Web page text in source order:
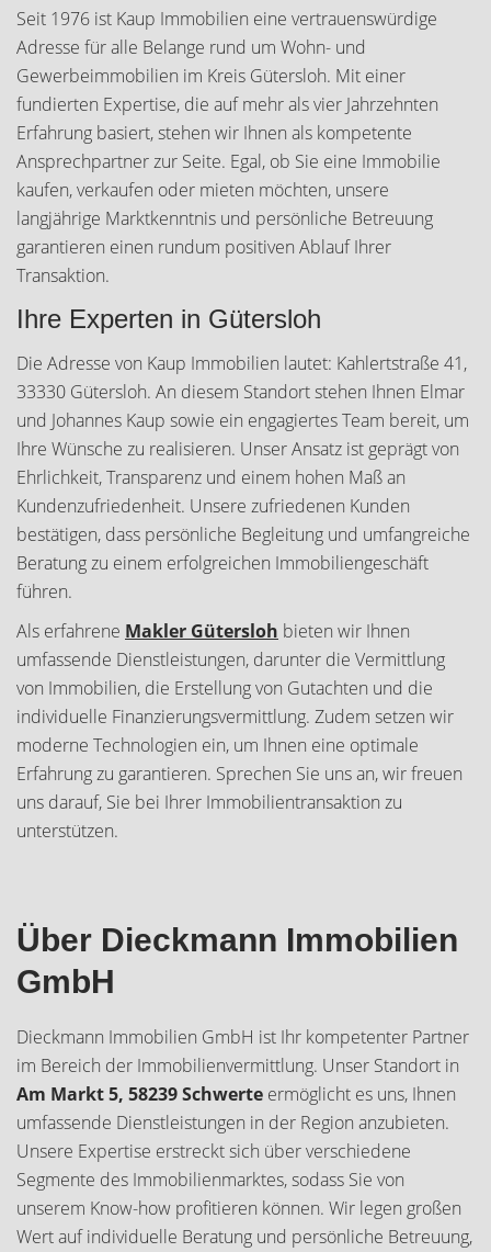
Seit 1976 ist Kaup Immobilien eine vertrauenswürdige
Adresse für alle Belange rund um Wohn- und
Gewerbeimmobilien im Kreis Gütersloh. Mit einer
fundierten Expertise, die auf mehr als vier Jahrzehnten
Erfahrung basiert, stehen wir Ihnen als kompetente
Ansprechpartner zur Seite. Egal, ob Sie eine Immobilie
kaufen, verkaufen oder mieten möchten, unsere
langjährige Marktkenntnis und persönliche Betreuung
garantieren einen rundum positiven Ablauf Ihrer
Transaktion.
Ihre Experten in Gütersloh
Die Adresse von Kaup Immobilien lautet: Kahlertstraße 41,
33330 Gütersloh. An diesem Standort stehen Ihnen Elmar
und Johannes Kaup sowie ein engagiertes Team bereit, um
Ihre Wünsche zu realisieren. Unser Ansatz ist geprägt von
Ehrlichkeit, Transparenz und einem hohen Maß an
Kundenzufriedenheit. Unsere zufriedenen Kunden
bestätigen, dass persönliche Begleitung und umfangreiche
Beratung zu einem erfolgreichen Immobiliengeschäft
führen.
Als erfahrene Makler Gütersloh bieten wir Ihnen
umfassende Dienstleistungen, darunter die Vermittlung
von Immobilien, die Erstellung von Gutachten und die
individuelle Finanzierungsvermittlung. Zudem setzen wir
moderne Technologien ein, um Ihnen eine optimale
Erfahrung zu garantieren. Sprechen Sie uns an, wir freuen
uns darauf, Sie bei Ihrer Immobilientransaktion zu
unterstützen.
Über Dieckmann Immobilien
GmbH
Dieckmann Immobilien GmbH ist Ihr kompetenter Partner
im Bereich der Immobilienvermittlung. Unser Standort in
Am Markt 5, 58239 Schwerte ermöglicht es uns, Ihnen
umfassende Dienstleistungen in der Region anzubieten.
Unsere Expertise erstreckt sich über verschiedene
Segmente des Immobilienmarktes, sodass Sie von
unserem Know-how profitieren können. Wir legen großen
Wert auf individuelle Beratung und persönliche Betreuung,